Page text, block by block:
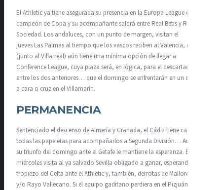
El Athletic ya tiene asegurada su presencia en la Europa League como
campeón de Copa y su acompañante saldrá entre Real Betis y Real
Sociedad. Los andaluces, con un punto de margen, visitan el
jueves Las Palmas al tiempo que los vascos reciben al Valencia, que
(junto al Villarreal) aún tiene una mínima opción de llegar a
Conference League, cuya plaza será, en lógica, para el descartado
entre los dos anteriores… que el domingo se enfrentarán en un duelo
a cara o cruz en el Villamarín.
PERMANENCIA
Sentenciado el descenso de Almería y Granada, el Cádiz tiene casi
todas las papeletas para acompañarlos a Segunda División… Aunque
su triunfo del domingo ante el Getafe le mantiene la esperanza. El
miércoles visita al ya salvado Sevilla obligado a ganar, esperando el
tropiezo del Celta ante el Athletic y, también, derrotas de Mallorca
y/o Rayo Vallecano. Si el equipo gaditano perdiera en el Pizjuán